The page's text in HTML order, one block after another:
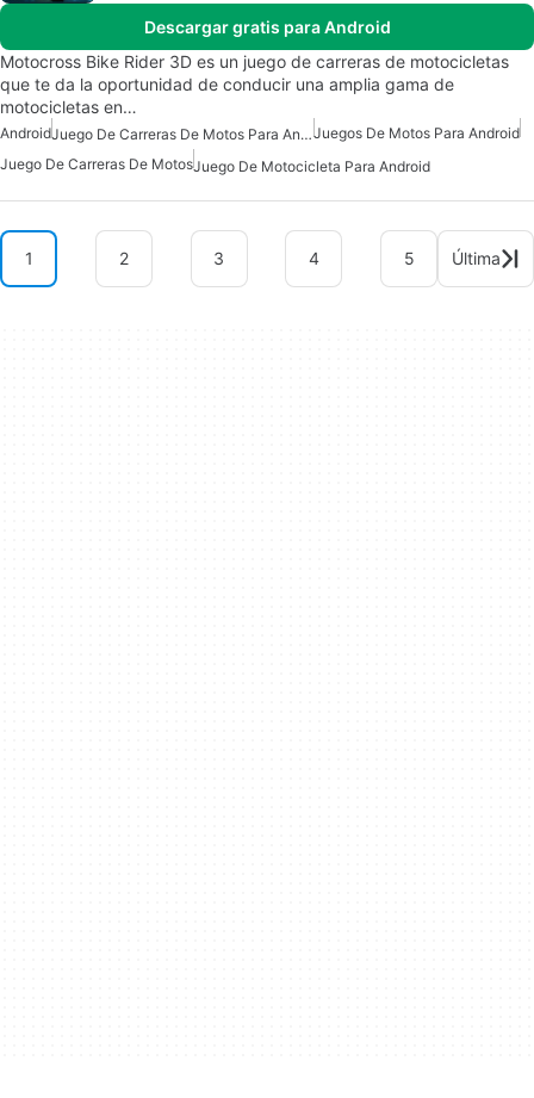
Descargar gratis para Android
Motocross Bike Rider 3D es un juego de carreras de motocicletas
que te da la oportunidad de conducir una amplia gama de
motocicletas en…
Android Juego De Carreras De Motos Para AndroidJuegos De Motos Para Android
Juego De Carreras De MotosJuego De Motocicleta Para Android
1 2 3 4 5 Última